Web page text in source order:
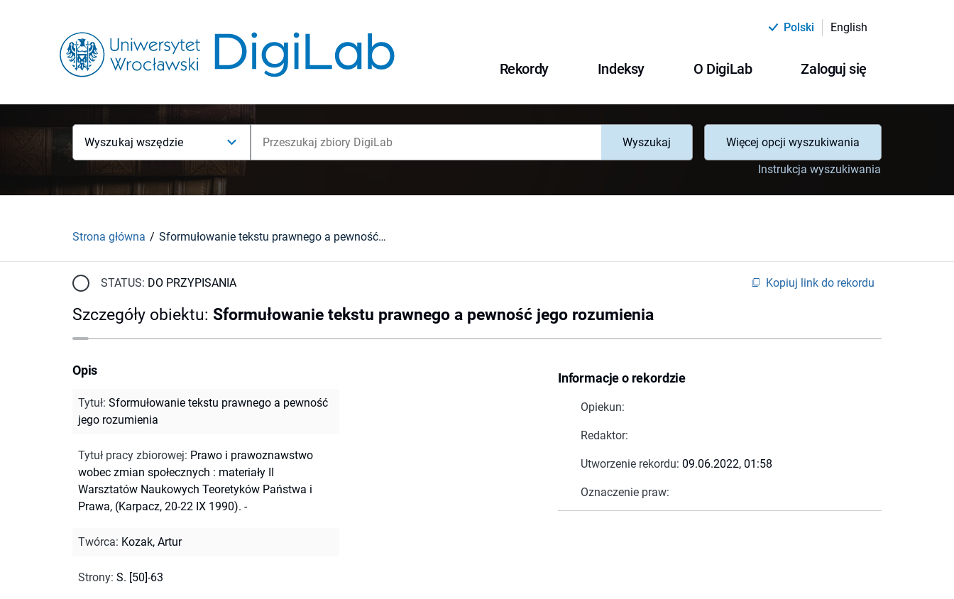
Polski English
Rekordy Indeksy O DigiLab Zaloguj się
Wyszukaj wszędzie Wyszukaj
Więcej opcji wyszukiwania
Instrukcja wyszukiwania
Strona główna Sformułowanie tekstu prawnego a pewność jego rozumienia
STATUS: DO PRZYPISANIA Kopiuj link do rekordu
Szczegóły obiektu: Sformułowanie tekstu prawnego a pewność jego rozumienia
Informacje o rekordzie
Opiekun:
Redaktor:
Utworzenie rekordu: 09.06.2022, 01:58
Oznaczenie praw:
Opis
Tytuł: Sformułowanie tekstu prawnego a pewność
jego rozumienia
Tytuł pracy zbiorowej: Prawo i prawoznawstwo
wobec zmian społecznych : materiały II
Warsztatów Naukowych Teoretyków Państwa i
Prawa, (Karpacz, 20-22 IX 1990). -
Twórca: Kozak, Artur
Strony: S. [50]-63